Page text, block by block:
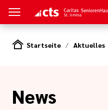
Startseite Aktuelles
News